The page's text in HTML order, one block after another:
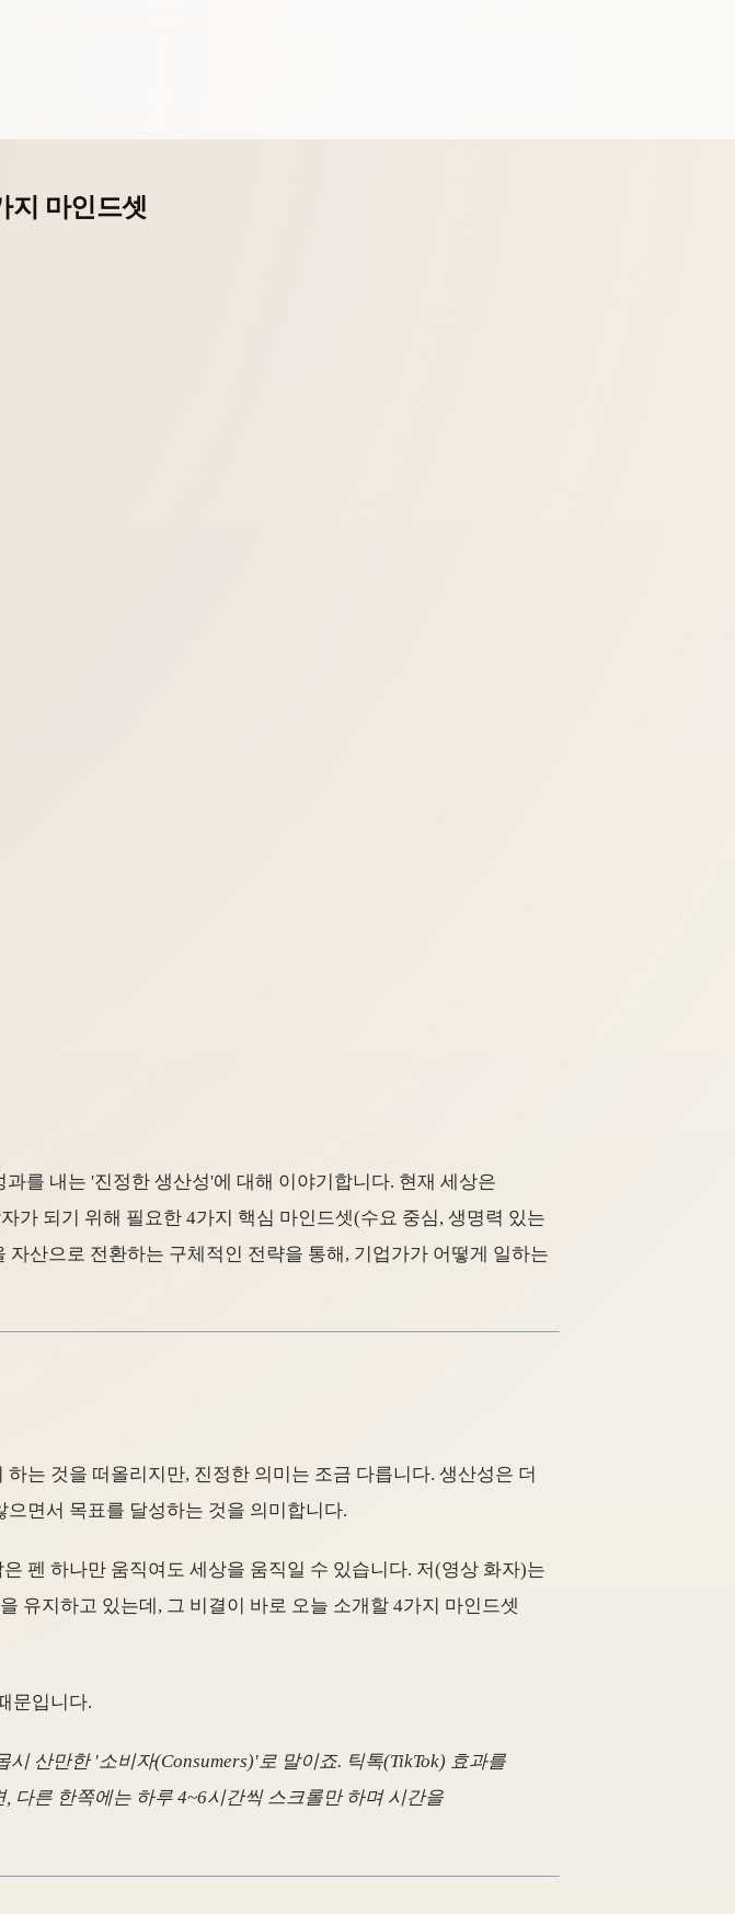
지 마인드셋
를 내는 '진정한 생산성'에 대해 이야기합니다. 현재 세상은
가 되기 위해 필요한 4가지 핵심 마인드셋(수요 중심, 생명력 있는
산으로 전환하는 구체적인 전략을 통해, 기업가가 어떻게 일하는
는 것을 떠올리지만, 진정한 의미는 조금 다릅니다. 생산성은 더
면서 목표를 달성하는 것을 의미합니다.
펜 하나만 움직여도 세상을 움직일 수 있습니다. 저(영상 화자)는
유지하고 있는데, 그 비결이 바로 오늘 소개할 4가지 마인드셋
문입니다.
산만한 '소비자(Consumers)'로 말이죠. 틱톡(TikTok) 효과를
다른 한쪽에는 하루 4~6시간씩 스크롤만 하며 시간을